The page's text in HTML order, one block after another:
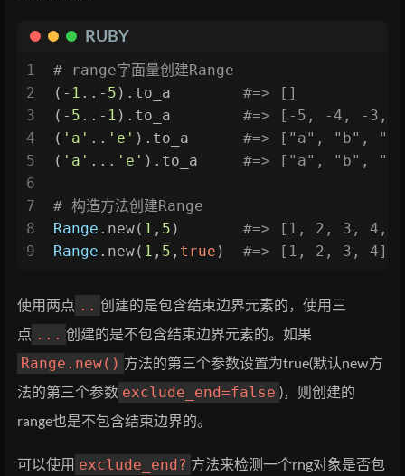
RUBY
1
2
3
4
5
6
7
8
9
# range字面量创建Range
(- 1 ..- 5 ).to_a #=> []
(- 5 ..- 1 ).to_a #=> [-5, -4, -3,
( 'a' .. 'e' ).to_a #=> ["a", "b",
( 'a' ... 'e' ).to_a #=> ["a", "b",
# 构造方法创建Range
Range .new( 1 , 5 ) #=> [1, 2, 3, 4,
Range .new( 1 , 5 , true ) #=> [1, 2, 3, 4]
使用两点 .. 创建的是包含结束边界元素的，使用三
点 ... 创建的是不包含结束边界元素的。如果
Range.new() 方法的第三个参数设置为true(默认new方
法的第三个参数 exclude_end=false )，则创建的
range也是不包含结束边界的。
可以使用 exclude_end? 方法来检测一个rng对象是否包